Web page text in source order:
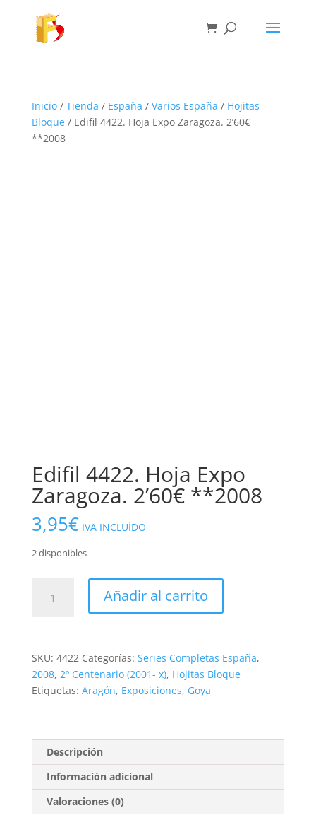
Inicio/ Tienda / España / Varios España / Hojitas
Bloque/ Edifil 4422. Hoja Expo Zaragoza. 2’60€
**2008
Edifil 4422. Hoja Expo
Zaragoza. 2’60€ **2008
3,95€ IVA INCLUÍDO
2 disponibles
4422.
**2008
cantidad
Añadir al carrito
SKU: 4422 Categorías: Series Completas España,
2008, 2º Centenario (2001- x), Hojitas Bloque
Etiquetas: Aragón, Exposiciones, Goya
Descripción
Información adicional
Valoraciones (0)